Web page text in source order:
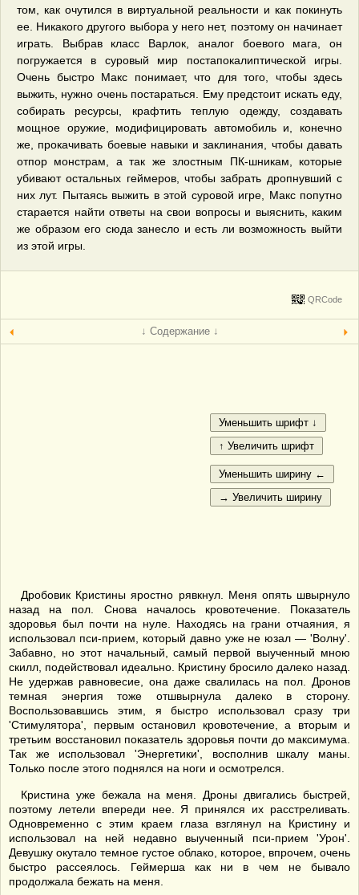
том, как очутился в виртуальной реальности и как покинуть
ее. Никакого другого выбора у него нет, поэтому он начинает
играть. Выбрав класс Варлок, аналог боевого мага, он
погружается в суровый мир постапокалиптической игры.
Очень быстро Макс понимает, что для того, чтобы здесь
выжить, нужно очень постараться. Ему предстоит искать еду,
собирать ресурсы, крафтить теплую одежду, создавать
мощное оружие, модифицировать автомобиль и, конечно
же, прокачивать боевые навыки и заклинания, чтобы давать
отпор монстрам, а так же злостным ПК-шникам, которые
убивают остальных геймеров, чтобы забрать дропнувший с
них лут. Пытаясь выжить в этой суровой игре, Макс попутно
старается найти ответы на свои вопросы и выяснить, каким
же образом его сюда занесло и есть ли возможность выйти
из этой игры.
QRCode
↓ Содержание ↓
Дробовик Кристины яростно рявкнул. Меня опять швырнуло
назад на пол. Снова началось кровотечение. Показатель
здоровья был почти на нуле. Находясь на грани отчаяния, я
использовал пси-прием, который давно уже не юзал — 'Волну'.
Забавно, но этот начальный, самый первой выученный мною
скилл, подействовал идеально. Кристину бросило далеко назад.
Не удержав равновесие, она даже свалилась на пол. Дронов
темная энергия тоже отшвырнула далеко в сторону.
Воспользовавшись этим, я быстро использовал сразу три
'Стимулятора', первым остановил кровотечение, а вторым и
третьим восстановил показатель здоровья почти до максимума.
Так же использовал 'Энергетики', восполнив шкалу маны.
Только после этого поднялся на ноги и осмотрелся.
Кристина уже бежала на меня. Дроны двигались быстрей,
поэтому летели впереди нее. Я принялся их расстреливать.
Одновременно с этим краем глаза взглянул на Кристину и
использовал на ней недавно выученный пси-прием 'Урон'.
Девушку окутало темное густое облако, которое, впрочем, очень
быстро рассеялось. Геймерша как ни в чем не бывало
продолжала бежать на меня.